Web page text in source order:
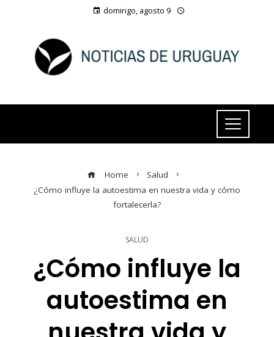
domingo, agosto 9
Home
Salud
¿Cómo influye la autoestima en nuestra vida y cómo
fortalecerla?
SALUD
¿Cómo influye la
autoestima en